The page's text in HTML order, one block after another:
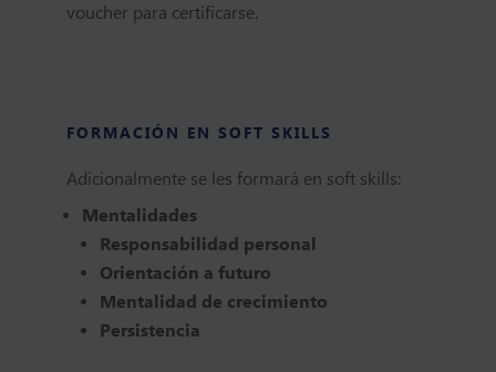
voucher para certificarse.
FORMACIÓN EN SOFT SKILLS
Adicionalmente se les formará en soft skills:
Mentalidades
Responsabilidad personal
Orientación a futuro
Mentalidad de crecimiento
Persistencia